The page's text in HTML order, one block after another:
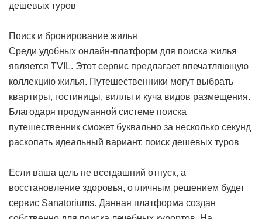
дешевых туров
Поиск и бронирование жилья
Среди удобных онлайн-платформ для поиска жилья
является TVIL. Этот сервис предлагает впечатляющую
коллекцию жилья. Путешественники могут выбрать
квартиры, гостиницы, виллы и куча видов размещения.
Благодаря продуманной системе поиска
путешественник сможет буквально за несколько секунд
раскопать идеальный вариант. поиск дешевых туров
Если ваша цель не всегдашний отпуск, а
восстановление здоровья, отличным решением будет
сервис Sanatoriums. Данная платформа создан